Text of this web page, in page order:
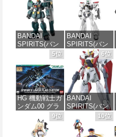
BANDAI
SPIRITS(バン
ダイ スピリッ
ツ) HG 機動新
世紀ガンダムX
ガンダムレオ
パルド 1/144ス
ケール 色分け
済みプラモデ
ル
価格：¥3,480
BANDAI
SPIRITS(バン
ダイ スピリッ
ツ) 機動警察パ
トレイバー
EZY RG 1/48
AV-98Plus (イ
ングラム・プ
ラス) 色分け済
みプラモデル
価格：¥6,480
5位
HG 機動戦士ガ
ンダム00 グラ
ハム専用ユニ
オンフラッグ
カスタム 1/144
6位
BANDAI
SPIRITS(バン
ダイ スピリッ
ツ) HGAW 機
動新世紀ガン
9位 10位